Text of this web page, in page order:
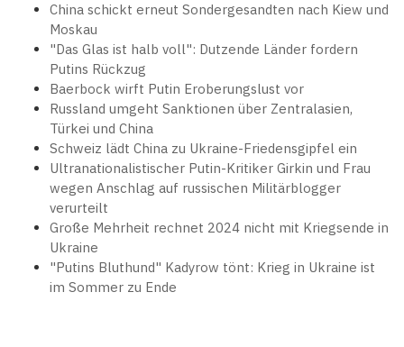
China schickt erneut Sondergesandten nach Kiew und
Moskau
"Das Glas ist halb voll": Dutzende Länder fordern
Putins Rückzug
Baerbock wirft Putin Eroberungslust vor
Russland umgeht Sanktionen über Zentralasien,
Türkei und China
Schweiz lädt China zu Ukraine-Friedensgipfel ein
Ultranationalistischer Putin-Kritiker Girkin und Frau
wegen Anschlag auf russischen Militärblogger
verurteilt
Große Mehrheit rechnet 2024 nicht mit Kriegsende in
Ukraine
"Putins Bluthund" Kadyrow tönt: Krieg in Ukraine ist
im Sommer zu Ende